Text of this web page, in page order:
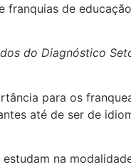
de
do Diagnóstico
para os
até de ser de
na